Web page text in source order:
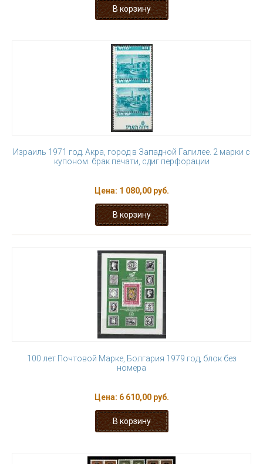
Израиль 1971 год. Акра, город в Западной Галилее. 2 марки с
купоном. брак печати, сдиг перфорации
Цена: 1 080,00 руб.
100 лет Почтовой Марке, Болгария 1979 год, блок без
номера
Цена: 6 610,00 руб.